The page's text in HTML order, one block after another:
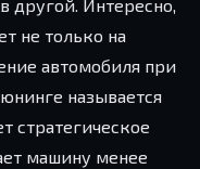
другой. Интересно,
не только на
автомобиля при
называется
стратегическое
машину менее